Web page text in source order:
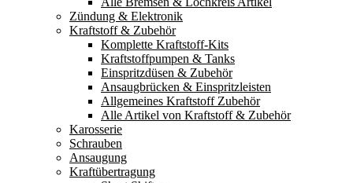
Zündung & Elektronik
Kraftstoff & Zubehör
Komplette Kraftstoff-Kits
Kraftstoffpumpen & Tanks
Einspritzdüsen & Zubehör
Ansaugbrücken & Einspritzleisten
Allgemeines Kraftstoff Zubehör
Alle Artikel von Kraftstoff & Zubehör
Karosserie
Schrauben
Ansaugung
Kraftübertragung